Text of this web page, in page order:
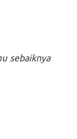
sebaiknya